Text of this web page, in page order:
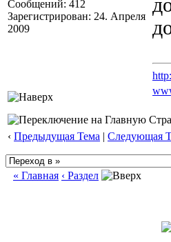
Сообщений: 412
Зарегистрирован: 24. Апреля
2009
‹ Предыдущая Тема | Следующая
« Главная ‹ Раздел